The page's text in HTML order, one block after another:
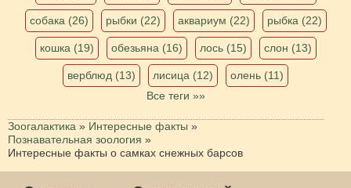
собака (26) рыбки (22) аквариум (22) рыбка (22)
кошка (19) обезьяна (16) лось (15) слон (13)
верблюд (13) лисица (12)
олень (11)
Все теги »»
Зоогалактика » Интересные факты »
Познавательная зоология »
Интересные факты о самках снежных барсов